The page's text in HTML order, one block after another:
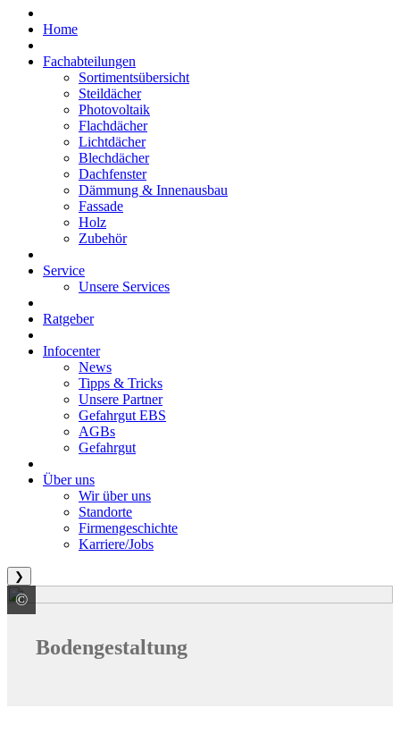
Home
Fachabteilungen
Sortimentsübersicht
Steildächer
Photovoltaik
Flachdächer
Lichtdächer
Blechdächer
Dachfenster
Dämmung & Innenausbau
Fassade
Holz
Zubehör
Service
Unsere Services
Ratgeber
Infocenter
News
Tipps & Tricks
Unsere Partner
Gefahrgut EBS
AGBs
Gefahrgut
Über uns
Wir über uns
Standorte
Firmengeschichte
Karriere/Jobs
❯
© Meissen Keramik GmbH
Bodengestaltung